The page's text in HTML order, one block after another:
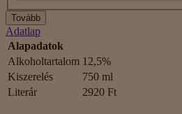
Tovább
Adatlap
Alapadatok
Alkoholtartalom 12,5%
Kiszerelés
750 ml
Literár
2920 Ft